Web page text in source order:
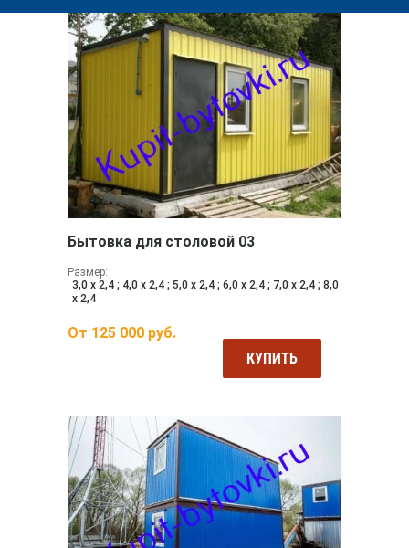
Бытовка для столовой 03
Размер:
3,0 х 2,4 ; 4,0 х 2,4 ; 5,0 х 2,4 ; 6,0 х 2,4 ; 7,0 х 2,4 ; 8,0
х 2,4
От 125 000 руб.
КУПИТЬ